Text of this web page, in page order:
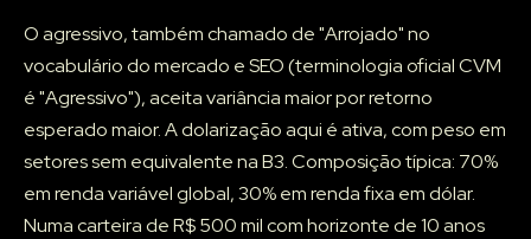
O agressivo, também chamado de "Arrojado" no
vocabulário do mercado e SEO (terminologia oficial CVM
é "Agressivo"), aceita variância maior por retorno
esperado maior. A dolarização aqui é ativa, com peso em
setores sem equivalente na B3. Composição típica: 70%
em renda variável global, 30% em renda fixa em dólar.
Numa carteira de R$ 500 mil com horizonte de 10 anos